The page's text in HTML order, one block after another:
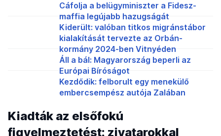
Cáfolja a belügyminiszter a Fidesz-
maffia legújabb hazugságát
Kiderült: valóban titkos migránstábor
kialakítását tervezte az Orbán-
kormány 2024-ben Vitnyéden
Áll a bál: Magyarország beperli az
Európai Bíróságot
Kezdődik: felborult egy menekülő
embercsempész autója Zalában
Kiadták az elsőfokú
figyelmeztetést: zivatarokkal